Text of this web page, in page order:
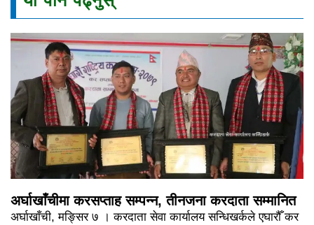
अर्घाखाँचीमा करसप्ताह सम्पन्न, तीनजना करदाता सम्मानित
अर्घाखाँची, मङ्सिर ७ । करदाता सेवा कार्यालय सन्धिखर्कले एघारौँ कर